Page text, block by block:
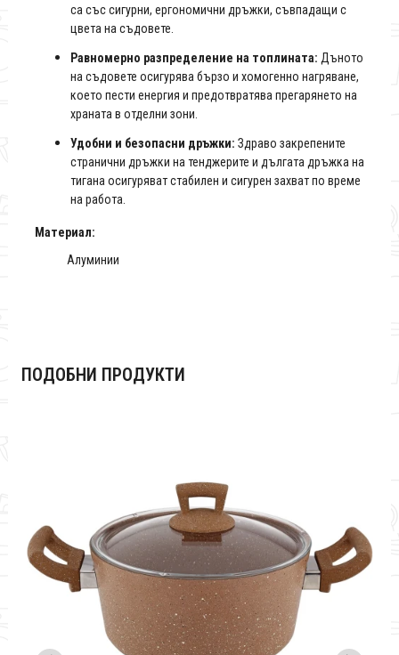
са със сигурни, ергономични дръжки, съвпадащи с
цвета на съдовете.
Равномерно разпределение на топлината: Дъното
на съдовете осигурява бързо и хомогенно нагряване,
което пести енергия и предотвратява прегарянето на
храната в отделни зони.
Удобни и безопасни дръжки: Здраво закрепените
странични дръжки на тенджерите и дългата дръжка на
тигана осигуряват стабилен и сигурен захват по време
на работа.
Материал:
Алуминии
ПОДОБНИ ПРОДУКТИ